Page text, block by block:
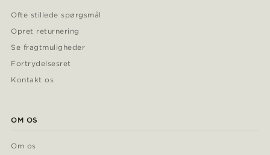
Ofte stillede spørgsmål
Opret returnering
Se fragtmuligheder
Fortrydelsesret
Kontakt os
OM OS
Om os